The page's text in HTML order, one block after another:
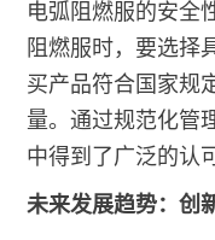
电弧阻燃服的安全
阻燃服时，要选择
买产品符合国家规
量。通过规范化管
中得到了广泛的认
未来发展趋势：创